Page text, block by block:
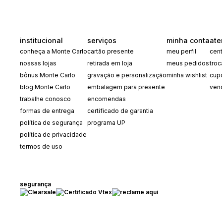
institucional
conheça a Monte Carlo
nossas lojas
bônus Monte Carlo
blog Monte Carlo
trabalhe conosco
formas de entrega
política de segurança
política de privacidade
termos de uso
serviços
cartão presente
retirada em loja
gravação e personalização
embalagem para presente
encomendas
certificado de garantia
programa UP
minha conta
meu perfil
meus pedidos
minha wishlist
segurança